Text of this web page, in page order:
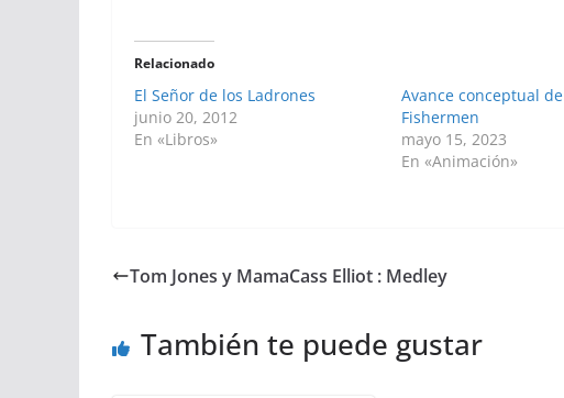
Relacionado
El Señor de los Ladrones
junio 20, 2012
En «Libros»
Avance conceptual de
Fishermen
mayo 15, 2023
En «Animación»
Tom Jones y MamaCass Elliot : Medley
También te puede gustar